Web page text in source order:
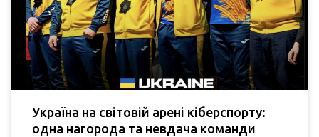
Україна на світовій арені кіберспорту:
одна нагорода та невдача команди